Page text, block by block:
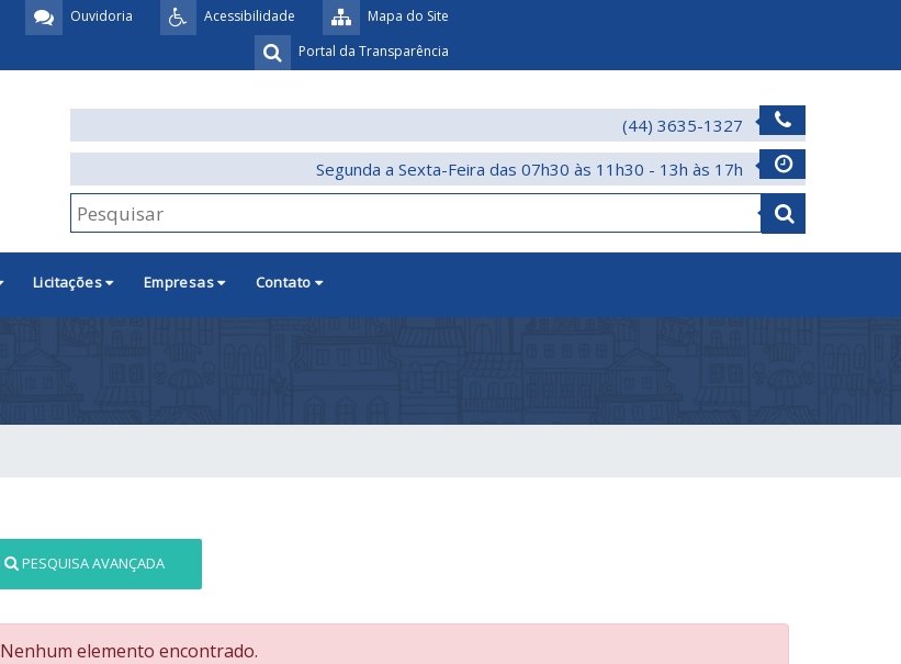
Mapa do Site
Acessibilidade
Ouvidoria
Portal da Transparência
(44) 3635-1327
Segunda a Sexta-Feira das 07h30 às 11h30 - 13h às 17h
Licitações Empresas Contato
PESQUISA AVANÇADA
Nenhum elemento encontrado.